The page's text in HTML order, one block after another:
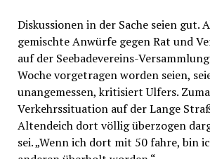
Diskussionen in der Sache seien gut.
gemischte Anwürfe gegen Rat und
auf der Seebadevereins-
Woche vorgetragen worden seien,
unangemessen, kritisiert Ulfers.
Verkehrssituation auf der Lange
Altendeich dort völlig überzogen
sei. „Wenn ich dort mit 50 fahre, bin